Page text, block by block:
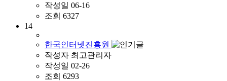
작성일 06-16
조회 6327
14
한국인터넷진흥원
작성자 최고관리자
작성일 02-26
조회 6293